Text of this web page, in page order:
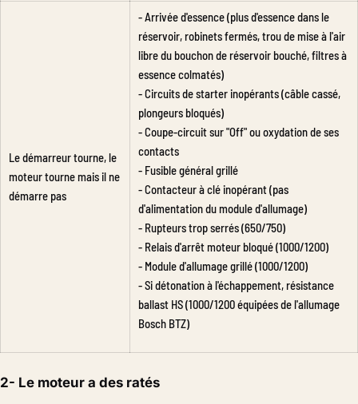
Le démarreur tourne, le
moteur tourne mais il ne
démarre pas
- Arrivée d'essence (plus d'essence dans le
réservoir, robinets fermés, trou de mise à l'air
libre du bouchon de réservoir bouché, filtres à
essence colmatés)
- Circuits de starter inopérants (câble cassé,
plongeurs bloqués)
- Coupe-circuit sur "Off" ou oxydation de ses
contacts
- Fusible général grillé
- Contacteur à clé inopérant (pas
d'alimentation du module d'allumage)
- Rupteurs trop serrés (650/750)
- Relais d'arrêt moteur bloqué (1000/1200)
- Module d'allumage grillé (1000/1200)
- Si détonation à l'échappement, résistance
ballast HS (1000/1200 équipées de l'allumage
Bosch BTZ)
2- Le moteur a des ratés